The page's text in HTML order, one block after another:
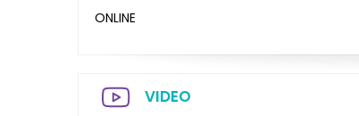
ONLINE
VIDEO